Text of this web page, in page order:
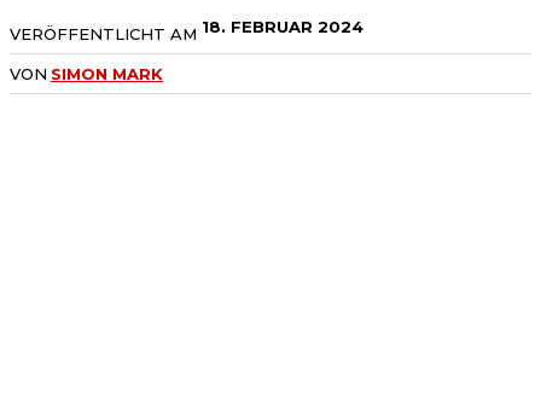
VERÖFFENTLICHT AM 18. FEBRUAR 2024
VON SIMON MARK